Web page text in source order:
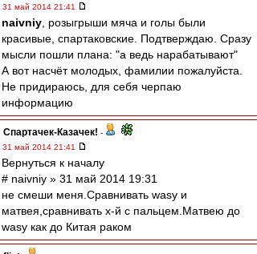
31 май 2014 21:41
naivniy , розыгрыши мяча и голы были
красивые, спартаковские. Подтверждаю. Сразу
мысли пошли плана: "а ведь нарабатывают"
А вот насчёт молодых, фамилии пожалуйста.
Не придираюсь, для себя черпаю
информацию
Спартачек-Казачек! -
31 май 2014 21:41
Вернуться к началу
# naivniy » 31 май 2014 19:31
не смеши меня.Сравнивать wasy и
матвея,сравнивать х-й с пальцем.Матвею до
wasy как до Китая раком